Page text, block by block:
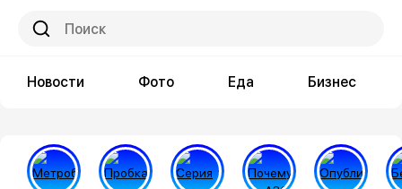
Новости Фото Еда Бизнес